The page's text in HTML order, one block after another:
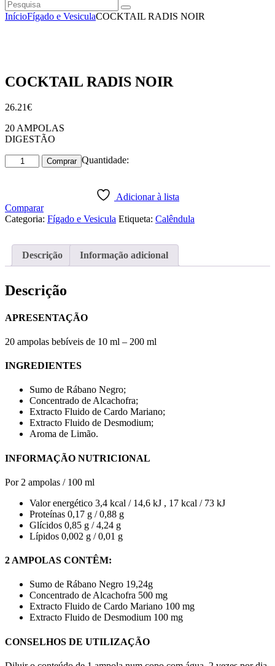
Pesquisa
instagramm
facebook
InícioFígado e VesiculaCOCKTAIL RADIS NOIR
COCKTAIL RADIS NOIR
26.21€
20 AMPOLAS
DIGESTÃO
Quantidade:
Quantidade
de
NOIR
Comprar
Adicionar à lista
Comparar
Categoria: Fígado e Vesicula Etiqueta: Calêndula
Descrição Informação adicional
Descrição
APRESENTAÇÃO
20 ampolas bebíveis de 10 ml – 200 ml
INGREDIENTES
Sumo de Rábano Negro;
Concentrado de Alcachofra;
Extracto Fluido de Cardo Mariano;
Extracto Fluido de Desmodium;
Aroma de Limão.
INFORMAÇÃO NUTRICIONAL
Por 2 ampolas / 100 ml
Valor energético 3,4 kcal / 14,6 kJ , 17 kcal / 73 kJ
Proteínas 0,17 g / 0,88 g
Glícidos 0,85 g / 4,24 g
Lípidos 0,002 g / 0,01 g
2 AMPOLAS CONTÊM:
Sumo de Rábano Negro 19,24g
Concentrado de Alcachofra 500 mg
Extracto Fluido de Cardo Mariano 100 mg
Extracto Fluido de Desmodium 100 mg
CONSELHOS DE UTILIZAÇÃO